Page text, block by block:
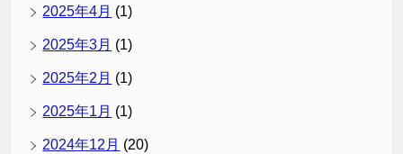
2025年4月 (1)
2025年3月 (1)
2025年2月 (1)
2025年1月 (1)
2024年12月 (20)